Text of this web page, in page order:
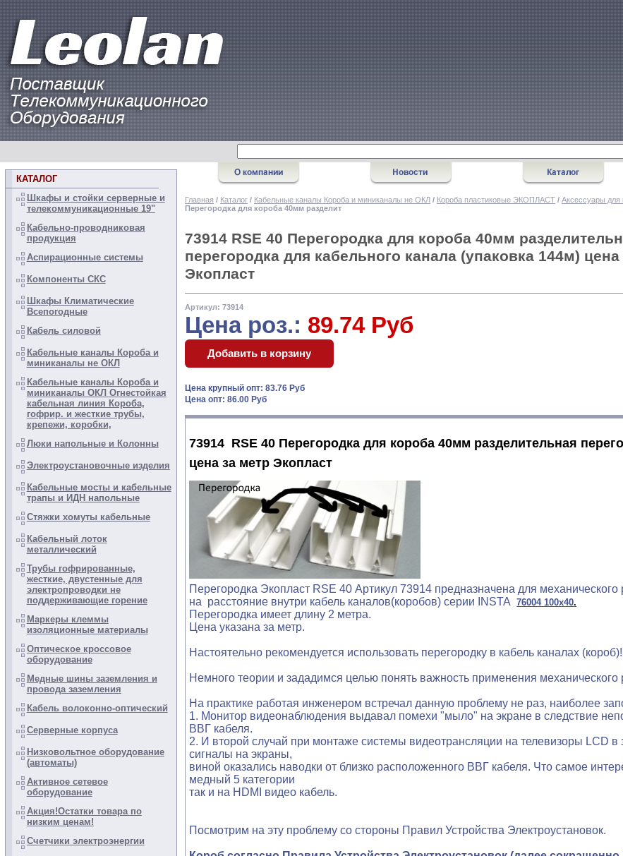
КАТАЛОГ
Шкафы и стойки серверные и
телекоммуникационные 19"
Кабельно-проводниковая
продукция
Аспирационные системы
Компоненты СКС
Шкафы Климатические
Всепогодные
Кабель силовой
Кабельные каналы Короба и
миниканалы не ОКЛ
Кабельные каналы Короба и
миниканалы ОКЛ Огнестойкая
кабельная линия Короба,
гофрир. и жесткие трубы,
крепежи, коробки,
Люки напольные и Колонны
Электроустановочные изделия
Кабельные мосты и кабельные
трапы и ИДН напольные
Стяжки хомуты кабельные
Кабельный лоток
металлический
Трубы гофрированные,
жесткие, двустенные для
электропроводки не
поддерживающие горение
Маркеры клеммы
изоляционные материалы
Оптическое кроссовое
оборудование
Медные шины заземления и
провода заземления
Кабель волоконно-оптический
Серверные корпуса
Низковольтное оборудование
(автоматы)
Активное сетевое
оборудование
Акция!Остатки товара по
низким ценам!
Счетчики электроэнергии
Главная / Каталог / Кабельные каналы Короба и миниканалы не ОКЛ / Короба пластиковые ЭКОПЛАСТ /Аксессуары для
Перегородка для короба 40мм разделит
73914 RSE 40 Перегородка для короба 40мм
перегородка для кабельного канала (упаковка 144м) цена
Экопласт
Артикул: 73914
Цена роз.: 89.74 Руб
Цена крупный опт: 83.76 Руб
Цена опт: 86.00 Руб
73914 RSE 40 Перегородка для короба 40мм разделительная
цена за метр Экопласт
Перегородка Экопласт RSE 40 Артикул 73914 предназначена для
на расстояние внутри кабель каналов(коробов) серии INSTA76004 100x40.
Перегородка имеет длину 2 метра.
Цена указана за метр.
Настоятельно рекомендуется использовать перегородку в кабель каналах (короб)!
Немного теории и зададимся целью понять важность применения механического
На практике работая инженером встречал данную проблему не раз, наиболее
1. Монитор видеонаблюдения выдавал помехи "мыло" на экране в следствие
ВВГ кабеля.
2. И второй случай при монтаже системы видеотрансляции на телевизоры LCD
сигналы на экраны,
виной оказались наводки от близко расположенного ВВГ кабеля. Что самое
медный 5 категории
так и на HDMI видео кабель.
Посмотрим на эту проблему со стороны Правил Устройства Электроустановок.